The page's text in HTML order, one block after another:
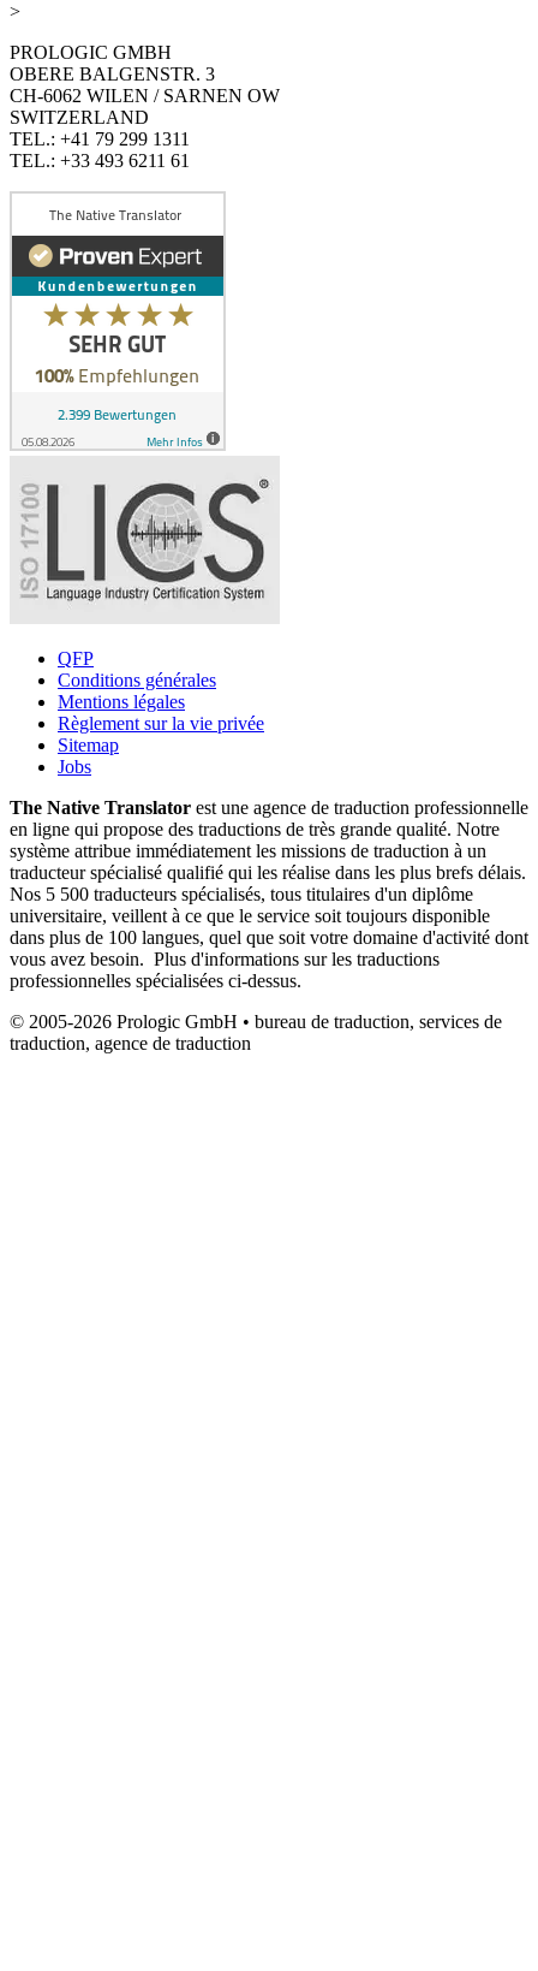
>
PROLOGIC GMBH
OBERE BALGENSTR. 3
CH-6062 WILEN / SARNEN OW
SWITZERLAND
TEL.: +41 79 299 1311
TEL.: +33 493 6211 61
QFP
Conditions générales
Mentions légales
Règlement sur la vie privée
Sitemap
Jobs
The Native Translator est une agence de traduction professionnelle
en ligne qui propose des traductions de très grande qualité. Notre
système attribue immédiatement les missions de traduction à un
traducteur spécialisé qualifié qui les réalise dans les plus brefs délais.
Nos 5 500 traducteurs spécialisés, tous titulaires d'un diplôme
universitaire, veillent à ce que le service soit toujours disponible
dans plus de 100 langues, quel que soit votre domaine d'activité dont
vous avez besoin. Plus d'informations sur les traductions
professionnelles spécialisées ci-dessus.
© 2005-2026 Prologic GmbH • bureau de traduction, services de
traduction, agence de traduction